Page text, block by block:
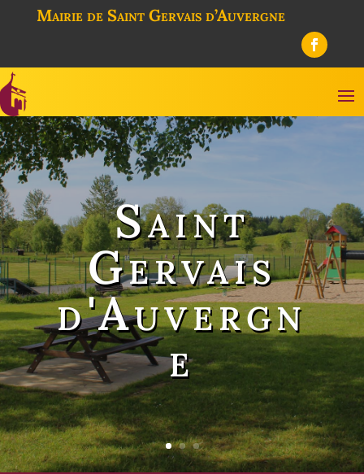
Mairie de Saint Gervais d’Auvergne
Saint
Gervais
d'Auvergn
e